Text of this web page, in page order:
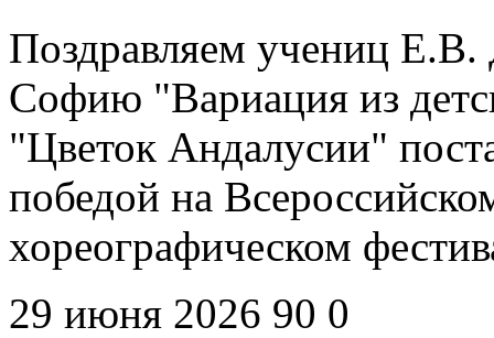
Поздравляем учениц Е.В.
Софию "Вариация из
"Цветок Андалусии"
победой на
хореографическом
29 июня 2026 90 0